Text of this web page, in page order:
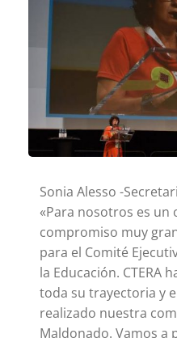
Sonia Alesso -
«Para nosotros es un
compromiso muy
para el Comité
la Educación. CTERA
toda su trayectoria y
realizado nuestra
Maldonado. Vamos a